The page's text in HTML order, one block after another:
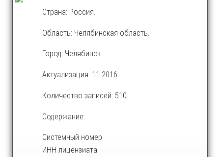
Страна: Россия.
Область: Челябинская область.
Город: Челябинск.
Актуализация: 11.2016.
Количество записей: 510.
Содержание:
Системный номер
ИНН лицензиата